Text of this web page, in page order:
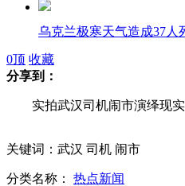
乌克兰极寒天气造成37人
越南青年遭猛砍 疑因抢劫
法国精神病医生因病人杀
0顶 收藏
分享到：
实拍武汉司机闹市演绎现实
关键词：武汉 司机 闹市
分类名称： 热点新闻